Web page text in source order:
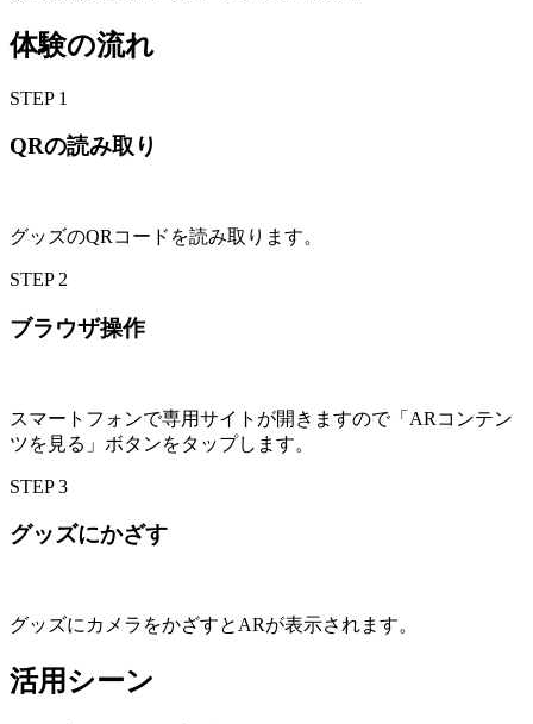
体験の流れ
STEP 1
QRの読み取り
グッズのQRコードを読み取ります。
STEP 2
ブラウザ操作
スマートフォンで専用サイトが開きますので「ARコンテン
ツを見る」ボタンをタップします。
STEP 3
グッズにかざす
グッズにカメラをかざすとARが表示されます。
活用シーン